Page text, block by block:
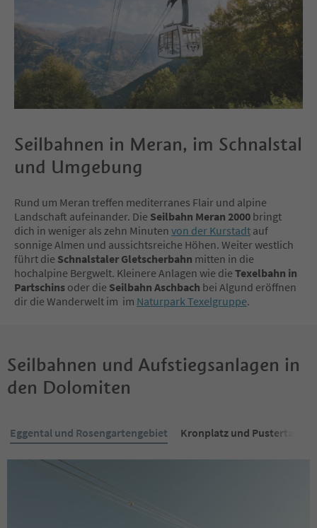
Seilbahnen in Meran, im Schnalstal
und Umgebung
Rund um Meran treffen mediterranes Flair und alpine
Landschaft aufeinander. Die Seilbahn Meran 2000 bringt
dich in weniger als zehn Minuten von der Kurstadt auf
sonnige Almen und aussichtsreiche Höhen. Weiter westlich
führt die Schnalstaler Gletscherbahn mitten in die
hochalpine Bergwelt. Kleinere Anlagen wie die Texelbahn in
Partschins oder die Seilbahn Aschbach bei Algund eröffnen
dir die Wanderwelt im im Naturpark Texelgruppe.
Seilbahnen und Aufstiegsanlagen in
den Dolomiten
Eggental und Rosengartengebiet Kronplatz und Pustertal